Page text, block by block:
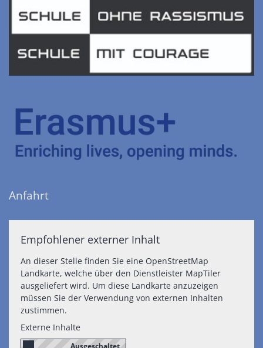
Anfahrt
Empfohlener externer Inhalt
An dieser Stelle finden Sie eine OpenStreetMap
Landkarte, welche über den Dienstleister MapTiler
ausgeliefert wird. Um diese Landkarte anzuzeigen
müssen Sie der Verwendung von externen Inhalten
zustimmen.
Externe Inhalte